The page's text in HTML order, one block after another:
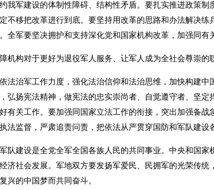
我军建设的体制性障碍、结构性矛盾。要扎实推进政策
不移把改革进行到底。要坚持用改革的思路和办法解决练
全军要坚决拥护和支持深化党和国家机构改革，加强同有
构对于更好为退役军人服务、让军人成为全社会尊崇的
治军工作力度，强化法治信仰和法治思维，加快构建中
弘扬宪法精神，做宪法的忠实崇尚者、自觉遵守者、坚
有关工作。要加强同国家立法工作的衔接，突出加强备
法监督，严肃追责问责，把依法从严贯穿国防和军队建设
建设是全党全军全国各族人民的共同事业。中央和国家
济社会发展。军地双方要发扬军爱民、民拥军的光荣传
兴的中国梦而共同奋斗。